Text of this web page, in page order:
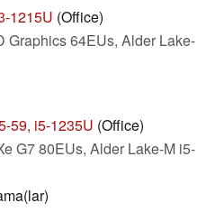
1215U (Office)
64EUs, Alder Lake-
59, i5-1235U (Office)
G7 80EUs, Alder Lake-M i5-